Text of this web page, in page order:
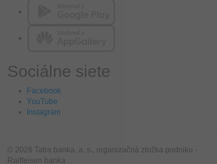
Sociálne siete
Facebook
YouTube
Instagram
© 2026 Tatra banka, a. s., organizačná zložka podniku -
Raiffeisen banka